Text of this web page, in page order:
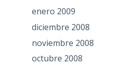
enero 2009
diciembre 2008
noviembre 2008
octubre 2008